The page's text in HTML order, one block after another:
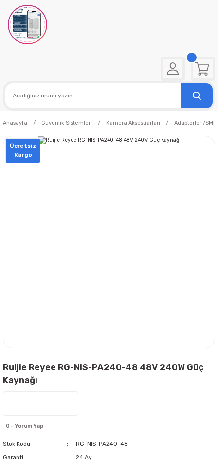
Anasayfa Güvenlik Sistemleri Kamera Aksesuarları Adaptörler /
Ücretsiz
Kargo
Ruijie Reyee RG-NIS-PA240-48 48V 240W Güç
Kaynağı
0 - Yorum Yap
Stok Kodu
RG-NIS-PA240-48
Garanti
24 Ay